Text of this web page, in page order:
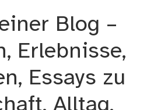
Blog –
Erlebnisse,
Essays zu
Alltag,